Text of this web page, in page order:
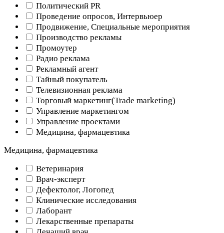
Политический PR
Проведение опросов, Интервьюер
Продвижение, Специальные мероприятия
Производство рекламы
Промоутер
Радио реклама
Рекламный агент
Тайный покупатель
Телевизионная реклама
Торговый маркетинг(Trade marketing)
Управление маркетингом
Управление проектами
Медицина, фармацевтика
Медицина, фармацевтика
Ветеринария
Врач-эксперт
Дефектолог, Логопед
Клинические исследования
Лаборант
Лекарственные препараты